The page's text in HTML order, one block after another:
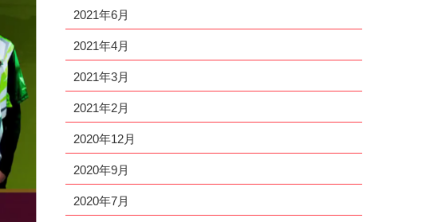
2021年6月
2021年4月
2021年3月
2021年2月
2020年12月
2020年9月
2020年7月